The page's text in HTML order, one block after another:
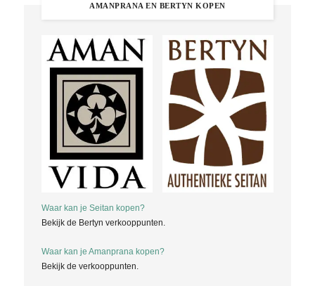
AMANPRANA EN BERTYN KOPEN
Waar kan je Seitan kopen?
Bekijk de Bertyn verkooppunten.
Waar kan je Amanprana kopen?
Bekijk de verkooppunten.